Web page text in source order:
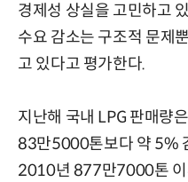
경제성 상실을 고민하고
수요 감소는 구조적 문제
고 있다고 평가한다.
지난해 국내 LPG 판매량
83만5000톤보다 약 5%
2010년 877만7000톤 이